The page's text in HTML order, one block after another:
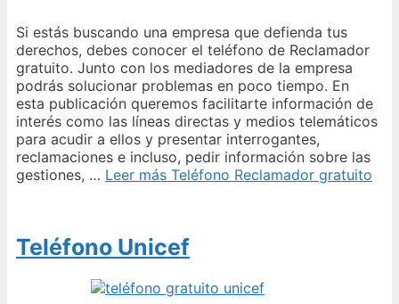
Si estás buscando una empresa que defienda tus
derechos, debes conocer el teléfono de Reclamador
gratuito. Junto con los mediadores de la empresa
podrás solucionar problemas en poco tiempo. En
esta publicación queremos facilitarte información de
interés como las líneas directas y medios telemáticos
para acudir a ellos y presentar interrogantes,
reclamaciones e incluso, pedir información sobre las
gestiones, … Leer más Teléfono Reclamador gratuito
Teléfono Unicef